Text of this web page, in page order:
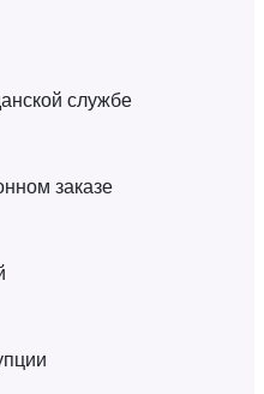
службе
заказе